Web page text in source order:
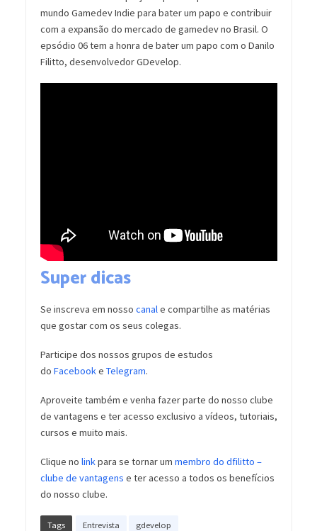
mundo Gamedev Indie para bater um papo e contribuir
com a expansão do mercado de gamedev no Brasil. O
epsódio 06 tem a honra de bater um papo com o Danilo
Filitto, desenvolvedor GDevelop.
Super dicas
Se inscreva em nosso canale compartilhe as matérias
que gostar com os seus colegas.
Participe dos nossos grupos de estudos
do Facebooke Telegram.
Aproveite também e venha fazer parte do nosso clube
de vantagens e ter acesso exclusivo a vídeos, tutoriais,
cursos e muito mais.
Clique no linkpara se tornar um membro do dfilitto –
clube de vantagens e ter acesso a todos os benefícios
do nosso clube.
Tags Entrevista gdevelop